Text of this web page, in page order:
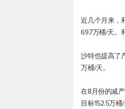
近几个月来，
69.7万桶/天。
沙特也提高了
万桶/天。
在8月份的减
目标152.5万